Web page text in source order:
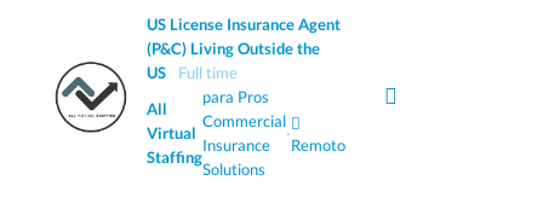
US License Insurance Agent
(P&C) Living Outside the
US
Full time
All
Virtual
Staffing
para Pros
Commercial
Insurance
Solutions
·
Remoto